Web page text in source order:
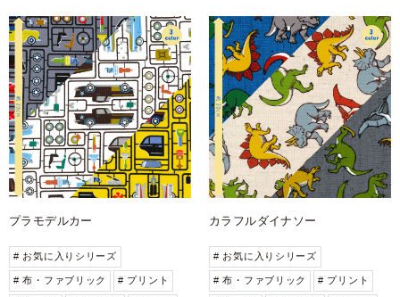
プラモデルカー
# お気に入りシリーズ
# 布・ファブリック # プリント
カラフルダイナソー
# お気に入りシリーズ
# 布・ファブリック # プリント